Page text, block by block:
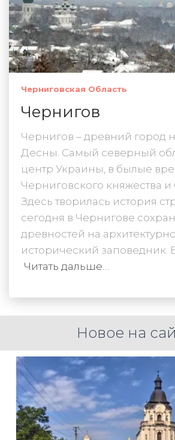
Черниговская Область
Чернигов
Чернигов – древний город
Десны. Самый северный
центр Украины, в былые
Черниговского княжества
Здесь творилась история
сегодня в Чернигове
древностей на
исторический заповедник.
Читать дальше…
Новое на